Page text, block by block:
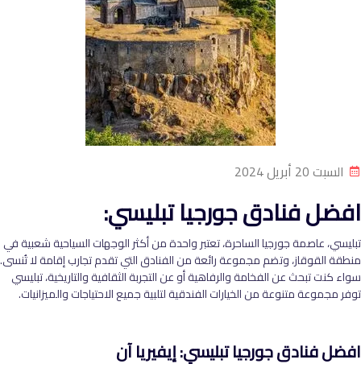
السبت 20 أبريل 2024
افضل فنادق جورجيا تبليسي:
تبليسي، عاصمة جورجيا الساحرة، تعتبر واحدة من أكثر الوجهات السياحية شعبية في
منطقة القوقاز، وتضم مجموعة رائعة من الفنادق التي تقدم تجارب إقامة لا تُنسى.
سواء كنت تبحث عن الفخامة والرفاهية أو عن التجربة الثقافية والتاريخية، تبليسي
توفر مجموعة متنوعة من الخيارات الفندقية لتلبية جميع الاحتياجات والميزانيات.
افضل فنادق جورجيا تبليسي:إيفيريا آن